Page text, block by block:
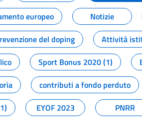
europeo Notizie
del doping Attività
Sport Bonus 2020 (1)
contributi a fondo perduto
EYOF 2023 PNRR